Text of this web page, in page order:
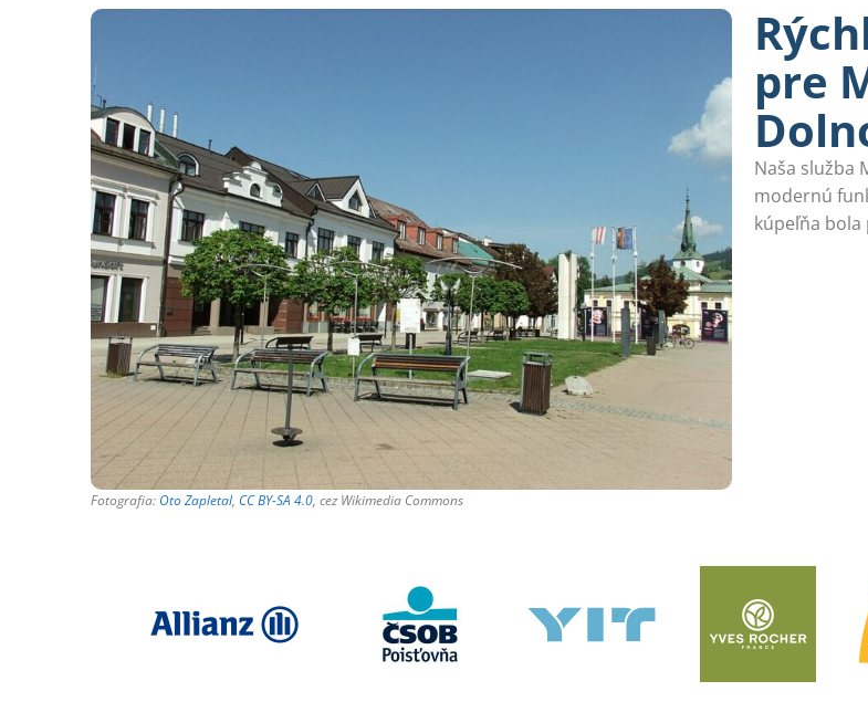
Fotografia: Oto Zapletal, CC BY-SA 4.0, cez Wikimedia Commons
pre
Naša služba
modernú
kúpeľňa bola